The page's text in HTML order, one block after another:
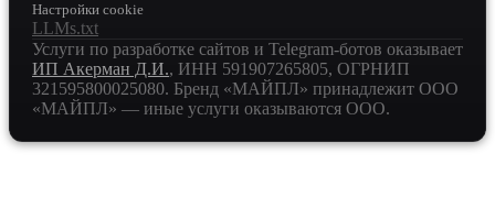
Настройки cookie
LLMs.txt
Услуги по разработке сайтов и Telegram-ботов оказывает
ИП Акерман Д.И., ИНН 591907265805, ОГРНИП
321595800025080. Бренд «МАЙПЛ» принадлежит ООО
«МАЙПЛ» — иные услуги оказываются ООО.